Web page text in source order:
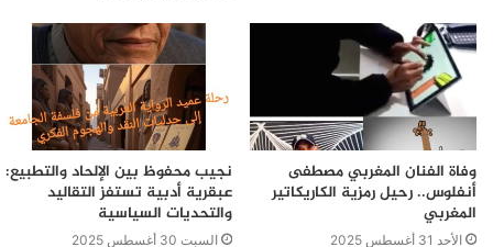
وفاة الفنان المغربي مصطفى
أنفلوس.. رحيل رمزية الكاريكاتير
المغربي
الأحد 31 أغسطس 2025
نجيب محفوظ بين الإلحاد والتطبيع:
عبقرية أدبية تستفز التقاليد
والتحديات السياسية
السبت 30 أغسطس 2025